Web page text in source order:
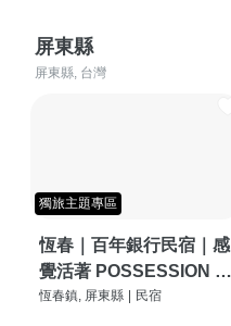
屏東縣
屏東縣, 台灣
獨旅主題專區
恆春｜百年銀行民宿｜感
覺活著 POSSESSION |
背包客棧 | 恆春必住特色
恆春鎮, 屏東縣 民宿